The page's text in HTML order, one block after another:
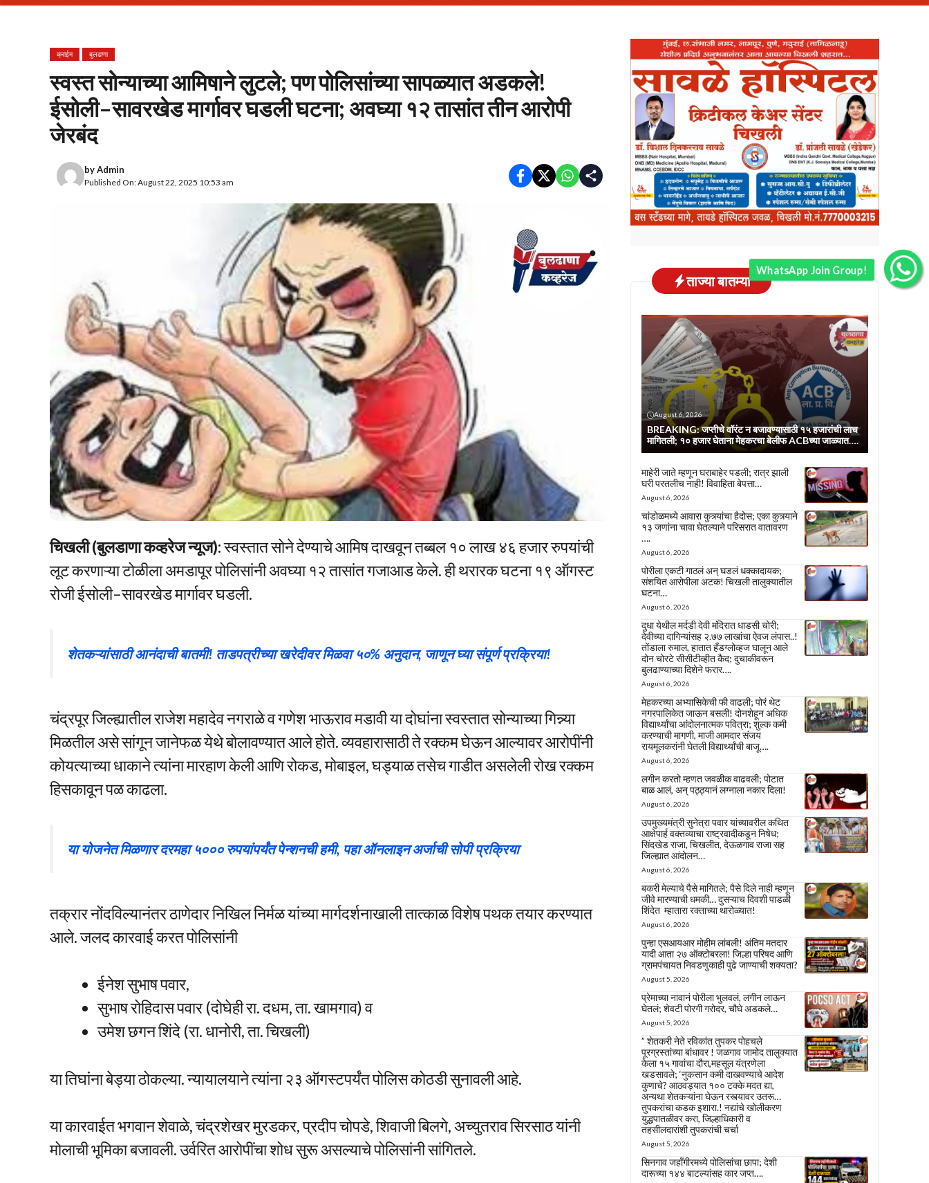
क्राईम बुलढाणा
स्वस्त सोन्याच्या आमिषाने लुटले; पण पोलिसांच्या सापळ्यात अडकले!
ईसोली–सावरखेड मार्गावर घडली घटना; अवघ्या १२ तासांत तीन आरोपी
जेरबंद
byAdmin
Published On: August 22, 2025 10:53 am
चिखली (बुलडाणा कव्हरेज न्यूज):स्वस्तात सोने देण्याचे आमिष दाखवून तब्बल १० लाख ४६ हजार रुपयांची
लूट करणाऱ्या टोळीला अमडापूर पोलिसांनी अवघ्या १२ तासांत गजाआड केले. ही थरारक घटना १९ ऑगस्ट
रोजी ईसोली–सावरखेड मार्गावर घडली.
शेतकऱ्यांसाठी आनंदाची बातमी! ताडपत्रीच्या खरेदीवर मिळवा ५०% अनुदान, जाणून घ्या संपूर्ण प्रक्रिया!
चंद्रपूर जिल्ह्यातील राजेश महादेव नगराळे व गणेश भाऊराव मडावी या दोघांना स्वस्तात सोन्याच्या गिन्न्या
मिळतील असे सांगून जानेफळ येथे बोलावण्यात आले होते. व्यवहारासाठी ते रक्कम घेऊन आल्यावर आरोपींनी
कोयत्याच्या धाकाने त्यांना मारहाण केली आणि रोकड, मोबाइल, घड्याळ तसेच गाडीत असलेली रोख रक्कम
हिसकावून पळ काढला.
या योजनेत मिळणार दरमहा ५००० रुपयांपर्यंत पेन्शनची हमी, पहा ऑनलाइन अर्जाची सोपी प्रक्रिया
तक्रार नोंदविल्यानंतर ठाणेदार निखिल निर्मळ यांच्या मार्गदर्शनाखाली तात्काळ विशेष पथक तयार करण्यात
आले. जलद कारवाई करत पोलिसांनी
ईनेश सुभाष पवार,
सुभाष रोहिदास पवार (दोघेही रा. दधम, ता. खामगाव) व
उमेश छगन शिंदे (रा. धानोरी, ता. चिखली)
या तिघांना बेड्या ठोकल्या. न्यायालयाने त्यांना २३ ऑगस्टपर्यंत पोलिस कोठडी सुनावली आहे.
या कारवाईत भगवान शेवाळे, चंद्रशेखर मुरडकर, प्रदीप चोपडे, शिवाजी बिलगे, अच्युतराव सिरसाठ यांनी
मोलाची भूमिका बजावली. उर्वरित आरोपींचा शोध सुरू असल्याचे पोलिसांनी सांगितले.
ताज्या बातम्या
August 6, 2026
BREAKING: जप्तीचे वॉरंट न बजावण्यासाठी १५ हजारांची लाच
मागितली; १० हजार घेताना मेहकरचा बेलीफ ACBच्या जाळ्यात….
माहेरी जाते म्हणून घराबाहेर पडली; रात्र झाली
घरी परतलीच नाही! विवाहिता बेपत्ता…
August 6, 2026
चांडोळमध्ये आवारा कुत्र्यांचा हैदोस; एका कुत्र्याने
१३ जणांना चावा घेतल्याने परिसरात वातावरण
….
August 6, 2026
पोरीला एकटी गाठलं अन् घडलं धक्कादायक;
संशयित आरोपीला अटक! चिखली तालुक्यातील
घटना…
August 6, 2026
दुधा येथील मर्दडी देवी मंदिरात धाडसी चोरी;
देवीच्या दागिन्यांसह २.७७ लाखांचा ऐवज लंपास..!
तोंडाला रुमाल, हातात हँडग्लोव्हज घालून आले
दोन चोरटे सीसीटीव्हीत कैद; दुचाकीवरून
बुलढाण्याच्या दिशेने फरार….
August 6, 2026
मेहकरच्या अभ्यासिकेची फी वाढली; पोरं थेट
नगरपालिकेत जाऊन बसली! दोनशेहून अधिक
विद्यार्थ्यांचा आंदोलनात्मक पवित्रा; शुल्क कमी
करण्याची मागणी, माजी आमदार संजय
रायमूलकरांनी घेतली विद्यार्थ्यांची बाजू….
August 6, 2026
लगीन करतो म्हणत जवळीक वाढवली; पोटात
बाळ आलं, अन् पठ्ठ्यानं लग्नाला नकार दिला!
August 6, 2026
उपमुख्यमंत्री सुनेत्रा पवार यांच्यावरील कथित
आक्षेपार्ह वक्तव्याचा राष्ट्रवादीकडून निषेध;
सिंदखेड राजा, चिखलीत, देऊळगाव राजा सह
जिल्ह्यात आंदोलन…
August 6, 2026
बकरी मेल्याचे पैसे मागितले; पैसे दिले नाही म्हणून
जीवे मारण्याची धमकी… दुसऱ्याच दिवशी पाडळी
शिंदेत म्हातारा रक्ताच्या थारोळ्यात!
August 6, 2026
पुन्हा एसआयआर मोहीम लांबली! अंतिम मतदार
यादी आता २७ ऑक्टोबरला! जिल्हा परिषद आणि
ग्रामपंचायत निवडणुकाही पुढे जाण्याची शक्यता?
August 5, 2026
प्रेमाच्या नावानं पोरीला भुलवलं, लगीन लाऊन
घेतलं; शेवटी पोरगी गरोदर, चौघे अडकले…
August 5, 2026
” शेतकरी नेते रविकांत तुपकर पोहचले
पूरग्रस्तांच्या बांधावर ! जळगाव जामोद तालुक्यात
केला १५ गावांचा दौरा,महसूल यंत्रणेला
खडसावले; ‘नुकसान कमी दाखवण्याचे आदेश
कुणाचे? आठवड्यात १०० टक्के मदत द्या,
अन्यथा शेतकऱ्यांना घेऊन रस्त्यावर उतरू…
तुपकरांचा कडक इशारा.! नद्यांचे खोलीकरण
युद्धपातळीवर करा, जिल्हाधिकारी व
तहसीलदारांशी तुपकरांची चर्चा
August 5, 2026
सिनगाव जहाँगीरमध्ये पोलिसांचा छापा; देशी
दारूच्या १४४ बाटल्यांसह कार जप्त….
WhatsApp Join Group!